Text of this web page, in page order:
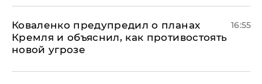
Коваленко предупредил о планах
Кремля и объяснил, как противостоять
новой угрозе
16:55